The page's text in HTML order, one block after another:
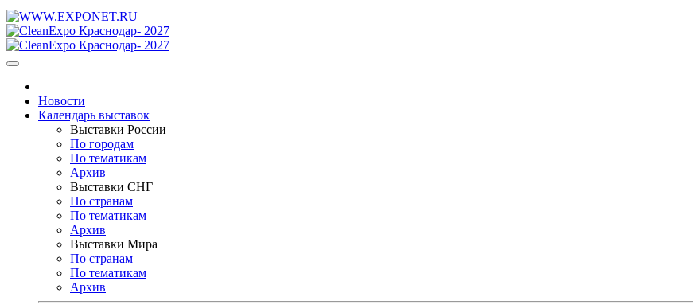
Новости
Календарь выставок
Выставки России
По городам
По тематикам
Архив
Выставки СНГ
По странам
По тематикам
Архив
Выставки Мира
По странам
По тематикам
Архив